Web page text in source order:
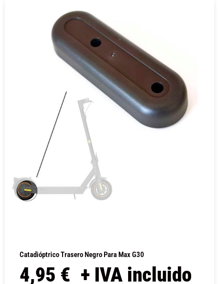
Catadióptrico Trasero Negro Para Max G30
4,95 € + IVA incluido